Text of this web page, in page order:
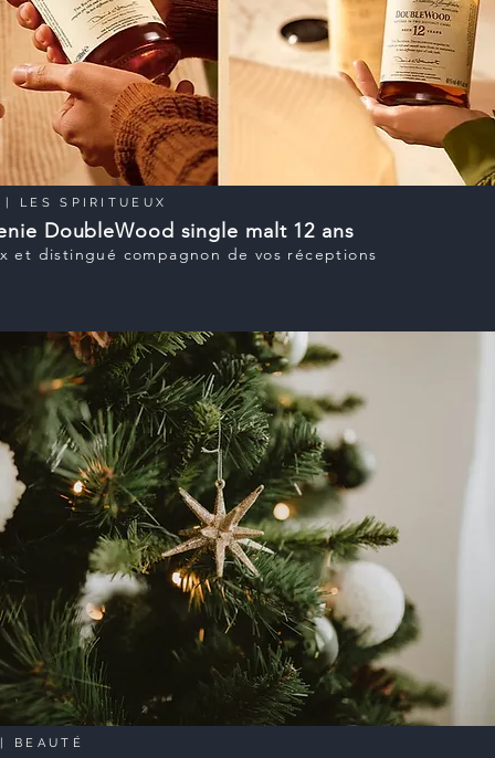
| LES SPIRITUEUX
DoubleWood single malt 12 ans
et distingué compagnon de vos réceptions
| BEAUTÉ